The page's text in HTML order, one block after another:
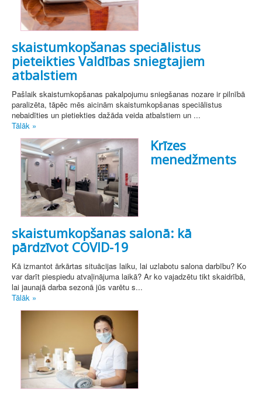
skaistumkopšanas speciālistus
pieteikties Valdības sniegtajiem
atbalstiem
Pašlaik skaistumkopšanas pakalpojumu sniegšanas nozare ir pilnībā
paralizēta, tāpēc mēs aicinām skaistumkopšanas speciālistus
nebaidīties un pietiekties dažāda veida atbalstiem un ...
Tālāk »
Krīzes
menedžments
skaistumkopšanas salonā: kā
pārdzīvot COVID-19
Kā izmantot ārkārtas situācijas laiku, lai uzlabotu salona darbību? Ko
var darīt piespiedu atvaļinājuma laikā? Ar ko vajadzētu tikt skaidrībā,
lai jaunajā darba sezonā jūs varētu s...
Tālāk »